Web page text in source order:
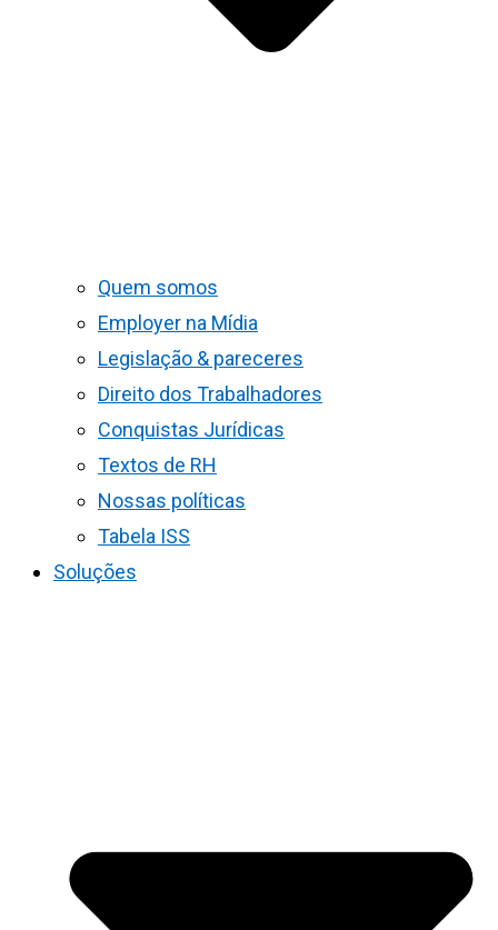
Quem somos
Employer na Mídia
Legislação & pareceres
Direito dos Trabalhadores
Conquistas Jurídicas
Textos de RH
Nossas políticas
Tabela ISS
Soluções